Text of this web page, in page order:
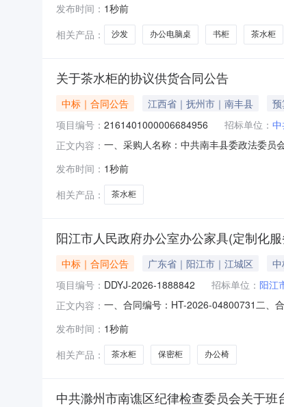
2026-08-08代理机构：进口产品审核前
发布时间： 1秒前
相关产品：
沙发 办公电脑桌 书柜 茶水柜
关于茶水柜的协议供货合同公告
中标｜合同公告 江西省｜抚州市｜南丰县
项目编号： 2161401000006684956 招标单位：
正文内容： 一、采购人名称：中共南丰县委政法委员
房备餐柜三门三味书屋ZWCSG-01件
发布时间： 1秒前
相关产品：
茶水柜
阳江市人民政府办公室办公家具(定制化
中标｜合同公告 广东省｜阳江市｜江城区
项目编号： DDYJ-2026-1888842 招标单位： 阳江
正文内容： 一、合同编号：HT-2026-04800731二、
（乙方）：阳江市日进办公设备有限公司
发布时间： 1秒前
相关产品：
茶水柜 保密柜 办公椅
中共滁州市南谯区纪律检查委员会关于